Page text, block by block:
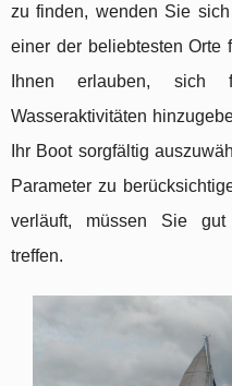
zu finden, wenden Sie
einer der beliebtesten Orte
Ihnen erlauben,
Wasseraktivitäten
Ihr Boot sorgfältig
Parameter zu
verläuft, müssen Sie gut
treffen.